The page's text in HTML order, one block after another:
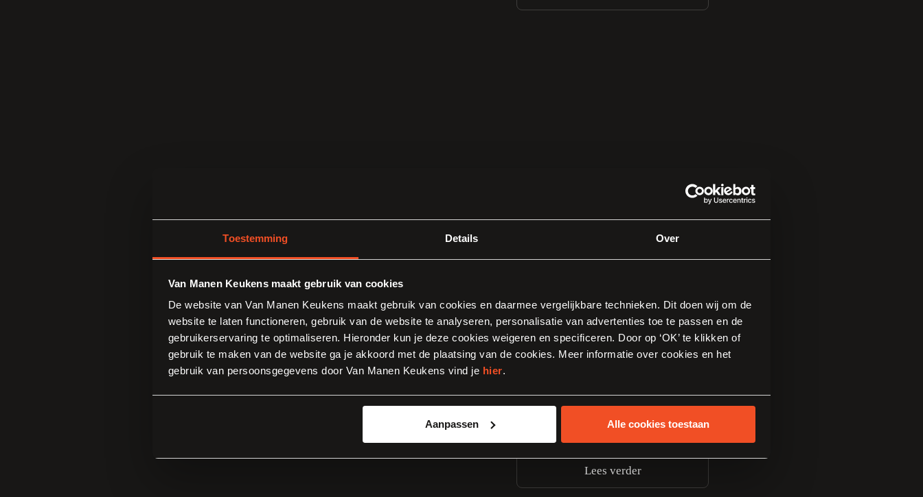
Toestemming Details Over
Van Manen Keukens maakt gebruik van cookies
De website van Van Manen Keukens maakt gebruik van cookies en daarmee vergelijkbare technieken. Dit doen wij om de
website te laten functioneren, gebruik van de website te analyseren, personalisatie van advertenties toe te passen en de
gebruikerservaring te optimaliseren. Hieronder kun je deze cookies weigeren en specificeren. Door op ‘OK’ te klikken of
gebruik te maken van de website ga je akkoord met de plaatsing van de cookies. Meer informatie over cookies en het
gebruik van persoonsgegevens door Van Manen Keukens vind je hier.
Aanpassen Alle cookies toestaan
Lees verder